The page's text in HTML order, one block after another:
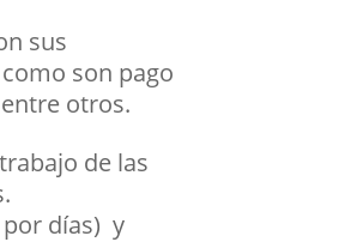
sus
son pago
otros.
de las
días) y